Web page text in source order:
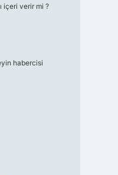
içeri verir mi ?
habercisi